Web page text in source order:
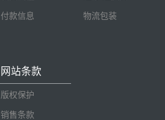
付款信息 物流包装
网站条款
版权保护
销售条款